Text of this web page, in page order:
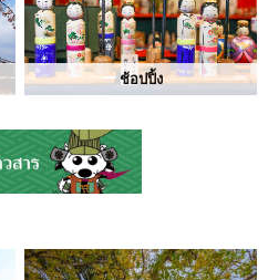
ช้อปปิ้ง